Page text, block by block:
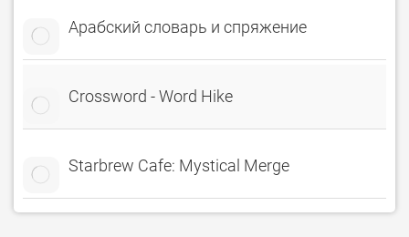
Арабский словарь и спряжение
Crossword - Word Hike
Starbrew Cafe: Mystical Merge